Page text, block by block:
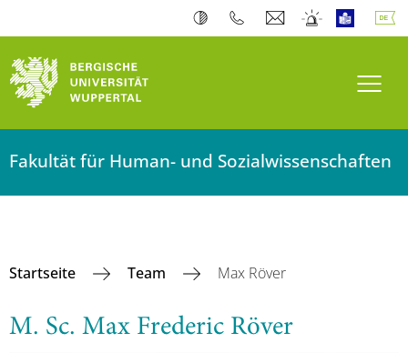
Fakultät für Human- und Sozialwissenschaften
Startseite Team Max Röver
M. Sc. Max Frederic Röver